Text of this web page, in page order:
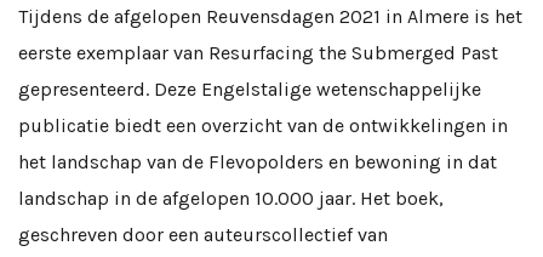
Tijdens de afgelopen Reuvensdagen 2021 in Almere is het
eerste exemplaar van Resurfacing the Submerged Past
gepresenteerd. Deze Engelstalige wetenschappelijke
publicatie biedt een overzicht van de ontwikkelingen in
het landschap van de Flevopolders en bewoning in dat
landschap in de afgelopen 10.000 jaar. Het boek,
geschreven door een auteurscollectief van